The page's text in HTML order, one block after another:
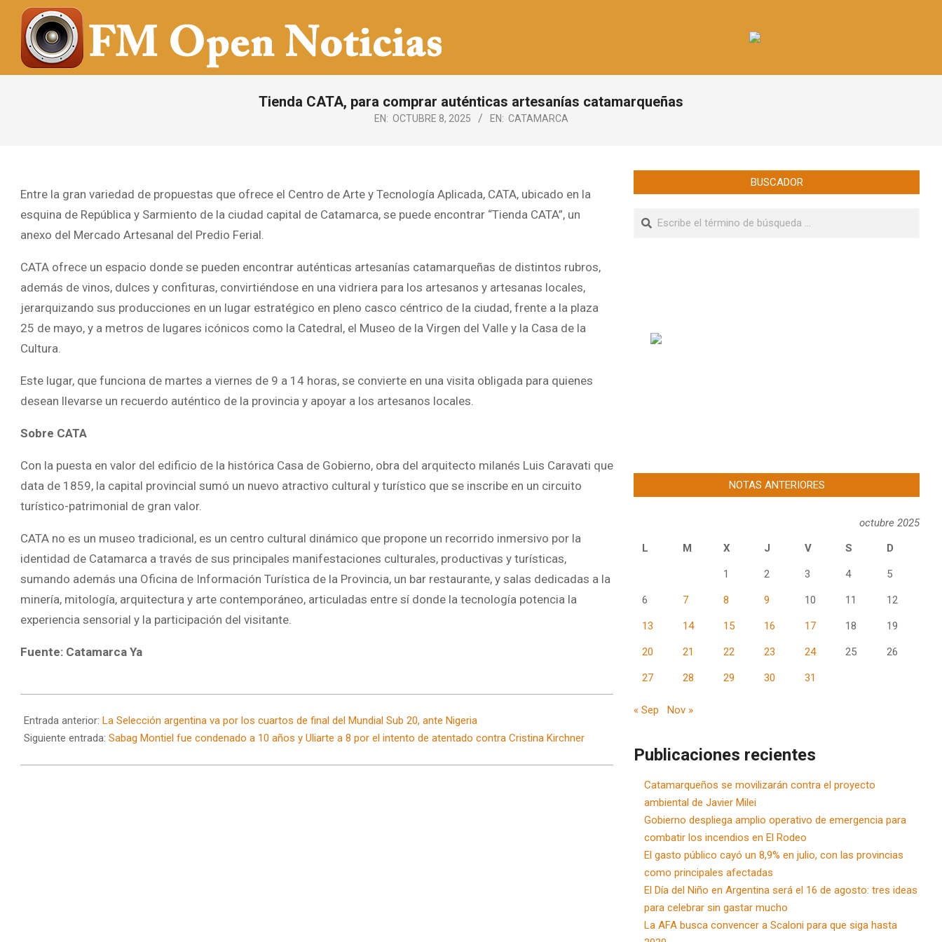
Saltar
contenido
FM
Tienda CATA, para comprar auténticas artesanías catamarqueñas
EN: OCTUBRE 8, 2025 EN: CATAMARCA
Entre la gran variedad de propuestas que ofrece el Centro de Arte y Tecnología Aplicada, CATA, ubicado en la
esquina de República y Sarmiento de la ciudad capital de Catamarca, se puede encontrar “Tienda CATA”, un
anexo del Mercado Artesanal del Predio Ferial.
CATA ofrece un espacio donde se pueden encontrar auténticas artesanías catamarqueñas de distintos rubros,
además de vinos, dulces y confituras, convirtiéndose en una vidriera para los artesanos y artesanas locales,
jerarquizando sus producciones en un lugar estratégico en pleno casco céntrico de la ciudad, frente a la plaza
25 de mayo, y a metros de lugares icónicos como la Catedral, el Museo de la Virgen del Valle y la Casa de la
Cultura.
Este lugar, que funciona de martes a viernes de 9 a 14 horas, se convierte en una visita obligada para quienes
desean llevarse un recuerdo auténtico de la provincia y apoyar a los artesanos locales.
Sobre CATA
Con la puesta en valor del edificio de la histórica Casa de Gobierno, obra del arquitecto milanés Luis Caravati que
data de 1859, la capital provincial sumó un nuevo atractivo cultural y turístico que se inscribe en un circuito
turístico-patrimonial de gran valor.
CATA no es un museo tradicional, es un centro cultural dinámico que propone un recorrido inmersivo por la
identidad de Catamarca a través de sus principales manifestaciones culturales, productivas y turísticas,
sumando además una Oficina de Información Turística de la Provincia, un bar restaurante, y salas dedicadas a la
minería, mitología, arquitectura y arte contemporáneo, articuladas entre sí donde la tecnología potencia la
experiencia sensorial y la participación del visitante.
Fuente: Catamarca Ya
10-
08
Entrada anterior: La Selección argentina va por los cuartos de final del Mundial Sub 20, ante Nigeria
Siguiente entrada: Sabag Montiel fue condenado a 10 años y Uliarte a 8 por el intento de atentado contra Cristina Kirchner
BUSCADOR
Buscar
NOTAS ANTERIORES
octubre 2025
L
M X J V S D
1 2 3 4 5
6 7 8 9 10 11 12
13 14 15 16 17 18 19
20 21 22 23 24 25 26
27 28 29 30 31
« Sep Nov »
Publicaciones recientes
Catamarqueños se movilizarán contra el proyecto
ambiental de Javier Milei
Gobierno despliega amplio operativo de emergencia para
combatir los incendios en El Rodeo
El gasto público cayó un 8,9% en julio, con las provincias
como principales afectadas
El Día del Niño en Argentina será el 16 de agosto: tres ideas
para celebrar sin gastar mucho
La AFA busca convencer a Scaloni para que siga hasta